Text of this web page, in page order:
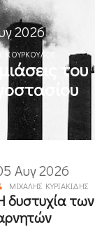
2026
ΚΟΎΡΚΟΥΛΟΣ
του
Αυγ 2026
ΜΙΧΆΛΗΣ ΚΥΡΙΑΚΊΔΗΣ
δυστυχία των